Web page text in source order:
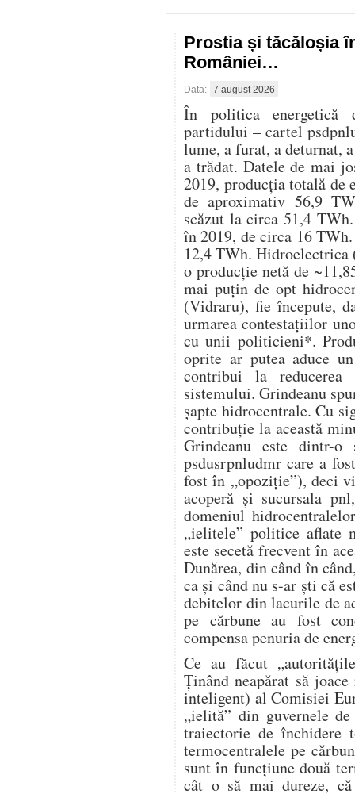
Prostia și tăcăloșia
României…
Data: 7 august 2026
În politica
partidului – cartel
lume, a furat, a deturnat,
a trădat. Datele de mai
2019, producția totală de
de aproximativ 56,9
scăzut la circa 51,4
în 2019, de circa 16
12,4 TWh.
o producție netă de
mai puțin de opt
(Vidraru), fie începute,
urmarea contestațiilor
cu unii politicieni*.
oprite ar putea aduce
contribui la
sistemului. Grindeanu
șapte hidrocentrale. Cu
contribuție la această
Grindeanu este dintr-
psdusrpnludmr care a
fost în „opoziție”), deci
acoperă și sucursala
domeniul
„ielitele” politice aflate
este secetă frecvent în
Dunărea, din când în
ca și când nu s-ar ști că
debitelor din lacurile de
pe cărbune au fost
compensa penuria de
Ce au făcut
Ținând neapărat să
inteligent) al Comisiei
„ielită” din guvernele
traiectorie de închidere
termocentralele pe
sunt în funcțiune două
cât o să mai dureze,